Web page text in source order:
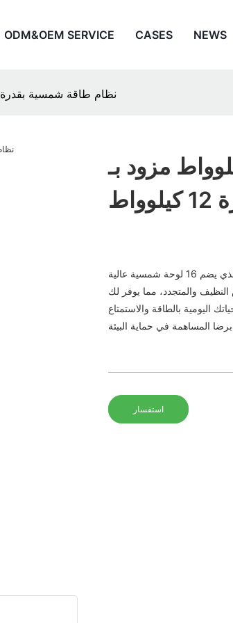
ODM&OEM SERVICE CASES NEWS
نظام طاقة شمسية بقدرة 10 كيلوواط مزود بـ 16 لوحة عالية الأداء وعاكس بقدرة 12 كيلوواط
شمسية بقدرة 10 كيلوواط مزود بـ
تخيل تسخير طاقة الشمس مع نظامنا الشمسي بقدرة 10 كيلوواط، والذي يضم 16 لوحة شمسية عالية
الشمس النظيف والمتجدد، مما يوفر لك
اليومية بالطاقة والاستمتاع
استفسار